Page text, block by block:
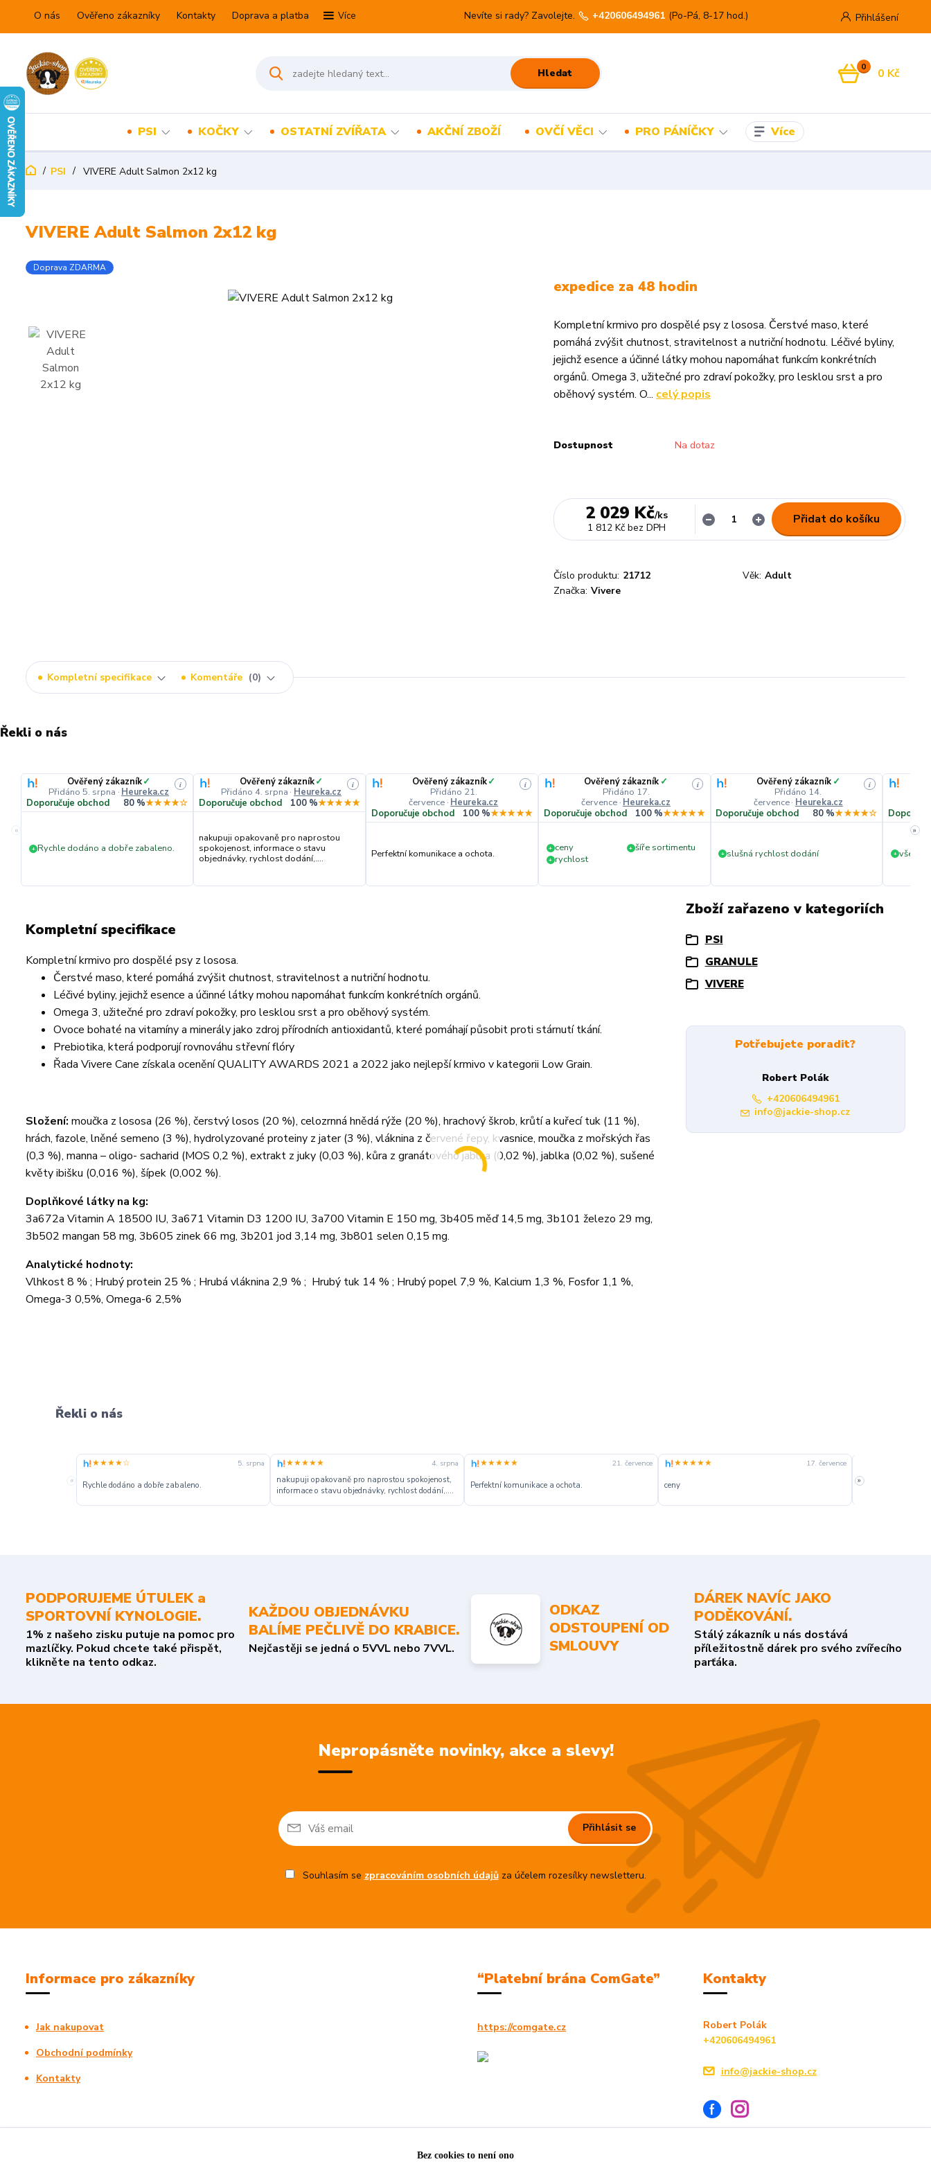
O nás Ověřeno zákazníky Kontakty Doprava a platba Více Přihlášení
Hledat
Nevíte si rady? Zavolejte. +420606494961 (Po-Pá, 8-17 hod.)
0 0 Kč
PSI KOČKY OSTATNÍ ZVÍŘATA AKČNÍ ZBOŽÍ OVČÍ VĚCI PRO PÁNÍČKY Více
PSI VIVERE Adult Salmon 2x12 kg
VIVERE Adult Salmon 2x12 kg
Doprava ZDARMA
expedice za 48 hodin
Kompletní krmivo pro dospělé psy z lososa. Čerstvé maso, které
pomáhá zvýšit chutnost, stravitelnost a nutriční hodnotu. Léčivé byliny,
jejichž esence a účinné látky mohou napomáhat funkcím konkrétních
orgánů. Omega 3, užitečné pro zdraví pokožky, pro lesklou srst a pro
oběhový systém. O... celý popis
Dostupnost Na dotaz
2 029 Kč/ks
1 812 Kč bez DPH
Přidat do košíku
Číslo produktu: 21712 Věk: Adult
Značka: Vivere
Kompletní specifikace Komentáře 0
Řekli o nás
«
Ověřený zákazník✓
Přidáno 5. srpna · Heureka.cz
i
Doporučuje obchod 80 %★★★★☆
+ Rychle dodáno a dobře zabaleno.
Ověřený zákazník✓
Přidáno 4. srpna · Heureka.cz
i
Doporučuje obchod 100 %★★★★★
nakupuji opakovaně pro naprostou
spokojenost, informace o stavu
objednávky, rychlost dodání,....
Ověřený zákazník✓
Přidáno 21.
července · Heureka.cz
i
Doporučuje obchod 100 %★★★★★
Perfektní komunikace a ochota.
Ověřený zákazník ✓
Přidáno 17.
července · Heureka.cz
i
Doporučuje obchod 100 %★★★★★
+ ceny + šíře sortimentu
+ rychlost
Ověřený zákazník ✓
Přidáno 14.
července· Heureka.cz
i
Doporučuje obchod 80 %★★★★☆
+ slušná rychlost dodání + vše v
»
Kompletní specifikace
Kompletní krmivo pro dospělé psy z lososa.
Čerstvé maso, které pomáhá zvýšit chutnost, stravitelnost a nutriční hodnotu.
Léčivé byliny, jejichž esence a účinné látky mohou napomáhat funkcím konkrétních orgánů.
Omega 3, užitečné pro zdraví pokožky, pro lesklou srst a pro oběhový systém.
Ovoce bohaté na vitamíny a minerály jako zdroj přírodních antioxidantů, které pomáhají působit proti stárnutí tkání.
Prebiotika, která podporují rovnováhu střevní flóry
Řada Vivere Cane získala ocenění QUALITY AWARDS 2021 a 2022 jako nejlepší krmivo v kategorii Low Grain.
Složení: moučka z lososa (26 %), čerstvý losos (20 %), celozrnná hnědá rýže (20 %), hrachový škrob, krůtí a kuřecí tuk (11 %),
hrách, fazole, lněné semeno (3 %), hydrolyzované proteiny z jater (3 %), vláknina z červené řepy, kvasnice, moučka z mořských řas
(0,3 %), manna – oligo- sacharid (MOS 0,2 %), extrakt z juky (0,03 %), kůra z granátového jablka (0,02 %), jablka (0,02 %), sušené
květy ibišku (0,016 %), šípek (0,002 %).
Doplňkové látky na kg:
3a672a Vitamin A 18500 IU, 3a671 Vitamin D3 1200 IU, 3a700 Vitamin E 150 mg, 3b405 měď 14,5 mg, 3b101 železo 29 mg,
3b502 mangan 58 mg, 3b605 zinek 66 mg, 3b201 jod 3,14 mg, 3b801 selen 0,15 mg.
Analytické hodnoty:
Vlhkost 8 % ; Hrubý protein 25 % ; Hrubá vláknina 2,9 % ; Hrubý tuk 14 % ; Hrubý popel 7,9 %, Kalcium 1,3 %, Fosfor 1,1 %,
Omega-3 0,5%, Omega-6 2,5%
Zboží zařazeno v kategoriích
PSI
GRANULE
VIVERE
Potřebujete poradit?
Robert Polák
+420606494961
info@jackie-shop.cz
Řekli o nás
«
★★★★☆ 5. srpna
Rychle dodáno a dobře zabaleno.
★★★★★ 4. srpna
nakupuji opakovaně pro naprostou spokojenost,
informace o stavu objednávky, rychlost dodání,....
★★★★★ 21. července
Perfektní komunikace a ochota.
★★★★★ 17. července
ceny
slušná rychlost
»
PODPORUJEME ÚTULEK a
SPORTOVNÍ KYNOLOGIE.
1% z našeho zisku putuje na pomoc pro
mazlíčky. Pokud chcete také přispět,
klikněte na tento odkaz.
KAŽDOU OBJEDNÁVKU
BALÍME PEČLIVĚ DO KRABICE.
Nejčastěji se jedná o 5VVL nebo 7VVL.
ODKAZ
ODSTOUPENÍ OD
SMLOUVY
DÁREK NAVÍC JAKO
PODĚKOVÁNÍ.
Stálý zákazník u nás dostává
příležitostně dárek pro svého zvířecího
parťáka.
Nepropásněte novinky, akce a slevy!
Přihlásit se
Souhlasím se zpracováním osobních údajůza účelem rozesílky newsletteru.
Informace pro zákazníky
Jak nakupovat
Obchodní podmínky
Kontakty
“Platební brána ComGate”
https://comgate.cz
Kontakty
Robert Polák
+420606494961
info@jackie-shop.cz
Bez cookies to není ono